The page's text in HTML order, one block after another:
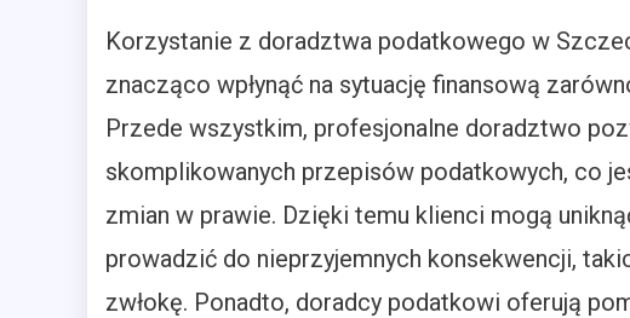
Korzystanie z doradztwa podatkowego w
znacząco wpłynąć na sytuację finansową
Przede wszystkim, profesjonalne doradztwo
skomplikowanych przepisów podatkowych, co
zmian w prawie. Dzięki temu klienci mogą
prowadzić do nieprzyjemnych konsekwencji,
zwłokę. Ponadto, doradcy podatkowi oferują